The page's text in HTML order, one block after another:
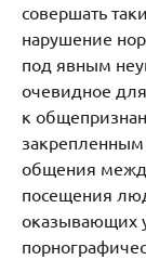
совершать
нарушение
под явным
очевидное
к
общения
посещения
оказывающих